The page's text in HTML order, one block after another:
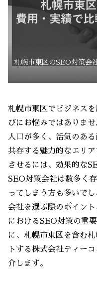
札幌市東区のSEO対策会
札幌市東区でビジネス
びにお悩みではありま
人口が多く、活気のあ
共存する魅力的なエリ
させるには、効果的な
SEO対策会社は数多く
ってしまう方も多いで
会社を選ぶ際のポイン
におけるSEO対策の重
に、札幌市東区を含む
トする株式会社ティー
介します。